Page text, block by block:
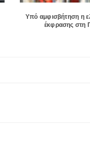
Υπό αμφισβήτηση η
έκφρασης στη